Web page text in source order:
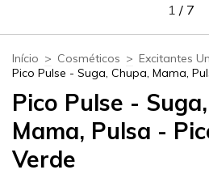
1 / 7
Início > Cosméticos > Excitantes
Pico Pulse - Suga, Chupa, Mama,
Pico Pulse -
Mama, Pulsa -
Verde